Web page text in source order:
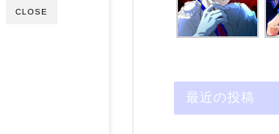
CLOSE
最近の投稿